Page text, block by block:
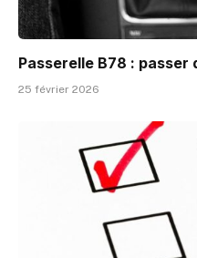
Passerelle B78 : passer
25 février 2026